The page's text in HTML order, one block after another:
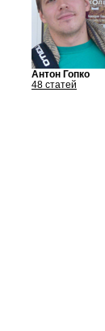
Антон Гопко
48 статей